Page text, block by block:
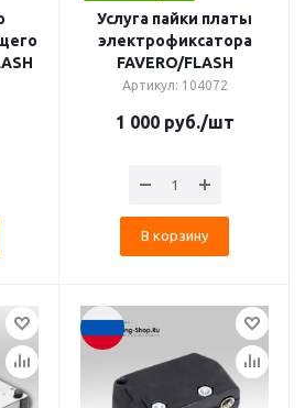
Услуга пайки платы
электрофиксатора
FAVERO/FLASH
Артикул: 104072
1 000руб./шт
В корзину